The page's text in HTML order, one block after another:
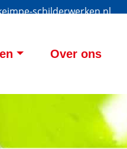
schilderwerken.nl
Over ons